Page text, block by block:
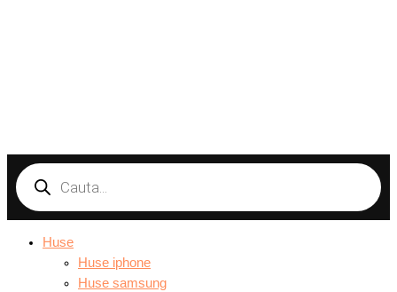
search
Huse
Huse iphone
Huse samsung